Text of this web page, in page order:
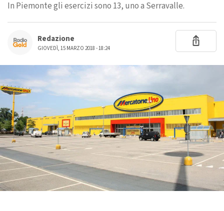
In Piemonte gli esercizi sono 13, uno a Serravalle.
Redazione
GIOVEDÌ, 15 MARZO 2018 - 18:24